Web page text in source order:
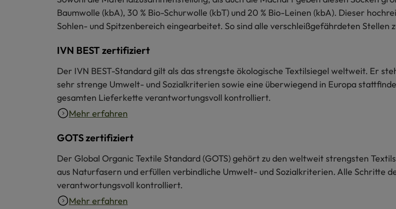
Baumwolle (kbA), 30 % Bio-Schurwolle (kbT) und 20 % Bio-Leinen (kbA). Dieser
Sohlen- und Spitzenbereich eingearbeitet. So sind alle verschleißgefährdeten Stellen
IVN BEST zertifiziert
Der IVN BEST-Standard gilt als das strengste ökologische Textilsiegel weltweit. Er
sehr strenge Umwelt- und Sozialkriterien sowie eine überwiegend in Europa
gesamten Lieferkette verantwortungsvoll kontrolliert.
Mehr erfahren
GOTS zertifiziert
Der Global Organic Textile Standard (GOTS) gehört zu den weltweit strengsten
aus Naturfasern und erfüllen verbindliche Umwelt- und Sozialkriterien. Alle Schritte
verantwortungsvoll kontrolliert.
Mehr erfahren